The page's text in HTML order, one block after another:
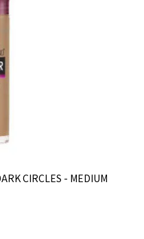
CIRCLES - MEDIUM